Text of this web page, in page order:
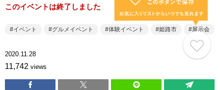
このイベントは終了しました
イベント グルメイベント 体験イベント 姫路市 展示会
2020.11.28
11,742 views